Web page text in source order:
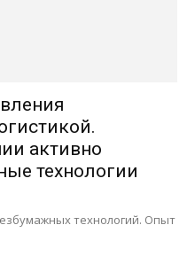
активно
технологии
технологий. Опыт